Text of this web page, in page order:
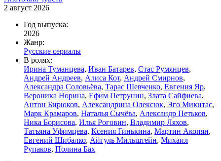
2 август 2026
Год выпуска:
2026
Жанр:
Русские сериалы
В ролях:
Ирина Туманцева, Иван Батарев, Стас Румянцев,
Андрей Андреев, Алиса Кот, Андрей Смирнов,
Александра Соловьёва, Тарас Шевченко, Евгения Яр,
Вероника Норина, Ефим Петрунин, Злата Сайфиева,
Антон Бирюков, Александрина Олексюк, Эго Микитас,
Марк Крамаров, Наталья Сычёва, Александр Петьков,
Ника Борисова, Илья Роговин, Владимир Ляхов,
Татьяна Уфимцева, Ксения Гинькина, Мартин Акопян,
Евгений Шибалко, Айгуль Мильштейн, Михаил
Рупаков, Полина Бах